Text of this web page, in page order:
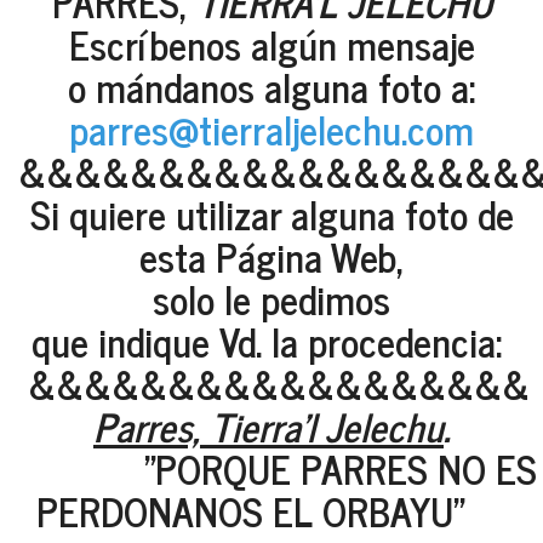
Escríbenos algún mensaje
o mándanos alguna foto a:
parres@tierraljelechu.com
Si quiere utilizar alguna foto de
esta Página Web,
solo le pedimos
que indique Vd. la procedencia:
&&&&&&&&&&&&&&&&&&
Parres, Tierra'l Jelechu.
"PORQUE PARRES NO ES
PERDONANOS EL ORBAYU"